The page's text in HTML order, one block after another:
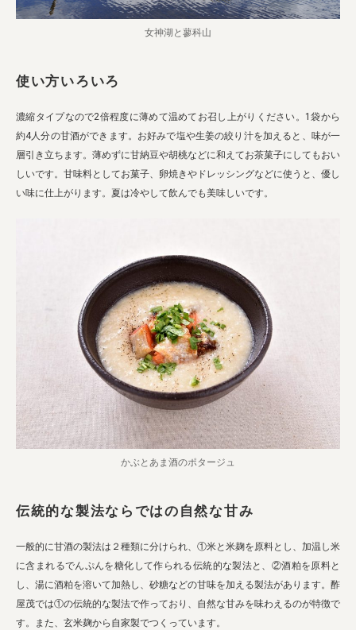
女神湖と蓼科山
使い方いろいろ
濃縮タイプなので2倍程度に薄めて温めてお召し上がりください。1袋から
約4人分の甘酒ができます。お好みで塩や生姜の絞り汁を加えると、味が一
層引き立ちます。薄めずに甘納豆や胡桃などに和えてお茶菓子にしてもおい
しいです。甘味料としてお菓子、卵焼きやドレッシングなどに使うと、優し
い味に仕上がります。夏は冷やして飲んでも美味しいです。
かぶとあま酒のポタージュ
伝統的な製法ならではの自然な甘み
一般的に甘酒の製法は２種類に分けられ、①米と米麹を原料とし、加温し米
に含まれるでんぷんを糖化して作られる伝統的な製法と、②酒粕を原料と
し、湯に酒粕を溶いて加熱し、砂糖などの甘味を加える製法があります。酢
屋茂では①の伝統的な製法で作っており、自然な甘みを味わえるのが特徴で
す。また、玄米麹から自家製でつくっています。